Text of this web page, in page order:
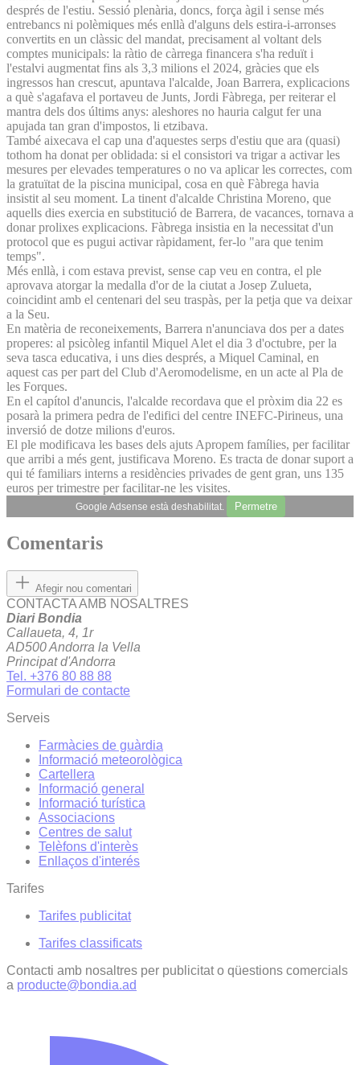
després de l'estiu. Sessió plenària, doncs, força àgil i sense més
entrebancs ni polèmiques més enllà d'alguns dels estira-i-arronses
convertits en un clàssic del mandat, precisament al voltant dels
comptes municipals: la ràtio de càrrega financera s'ha reduït i
l'estalvi augmentat fins als 3,3 milions el 2024, gràcies que els
ingressos han crescut, apuntava l'alcalde, Joan Barrera, explicacions
a què s'agafava el portaveu de Junts, Jordi Fàbrega, per reiterar el
mantra dels dos últims anys: aleshores no hauria calgut fer una
apujada tan gran d'impostos, li etzibava.
També aixecava el cap una d'aquestes serps d'estiu que ara (quasi)
tothom ha donat per oblidada: si el consistori va trigar a activar les
mesures per elevades temperatures o no va aplicar les correctes, com
la gratuïtat de la piscina municipal, cosa en què Fàbrega havia
insistit al seu moment. La tinent d'alcalde Christina Moreno, que
aquells dies exercia en substitució de Barrera, de vacances, tornava a
donar prolixes explicacions. Fàbrega insistia en la necessitat d'un
protocol que es pugui activar ràpidament, fer-lo "ara que tenim
temps".
Més enllà, i com estava previst, sense cap veu en contra, el ple
aprovava atorgar la medalla d'or de la ciutat a Josep Zulueta,
coincidint amb el centenari del seu traspàs, per la petja que va deixar
a la Seu.
En matèria de reconeixements, Barrera n'anunciava dos per a dates
properes: al psicòleg infantil Miquel Alet el dia 3 d'octubre, per la
seva tasca educativa, i uns dies després, a Miquel Caminal, en
aquest cas per part del Club d'Aeromodelisme, en un acte al Pla de
les Forques.
En el capítol d'anuncis, l'alcalde recordava que el pròxim dia 22 es
posarà la primera pedra de l'edifici del centre INEFC-Pirineus, una
inversió de dotze milions d'euros.
El ple modificava les bases dels ajuts Apropem famílies, per facilitar
que arribi a més gent, justificava Moreno. Es tracta de donar suport a
qui té familiars interns a residències privades de gent gran, uns 135
euros per trimestre per facilitar-ne les visites.
Google Adsense està deshabilitat. Permetre
Comentaris
Afegir nou comentari
CONTACTA AMB NOSALTRES
Diari Bondia
Callaueta, 4, 1r
AD500 Andorra la Vella
Principat d'Andorra
Tel. +376 80 88 88
Formulari de contacte
Serveis
Farmàcies de guàrdia
Informació meteorològica
Cartellera
Informació general
Informació turística
Associacions
Centres de salut
Telèfons d'interès
Enllaços d'interés
Tarifes
Tarifes publicitat
Tarifes classificats
Contacti amb nosaltres per publicitat o qüestions comercials
a producte@bondia.ad